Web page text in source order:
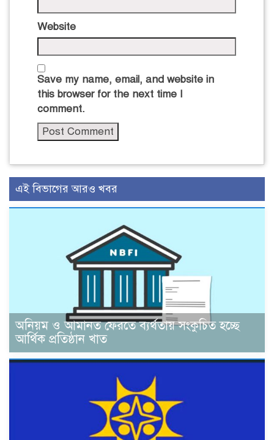
Website
Save my name, email, and website in
this browser for the next time I
comment.
এই বিভাগের আরও খবর
অনিয়ম ও আমানত ফেরতে ব্যর্থতায় সংকুচিত হচ্ছে
আর্থিক প্রতিষ্ঠান খাত